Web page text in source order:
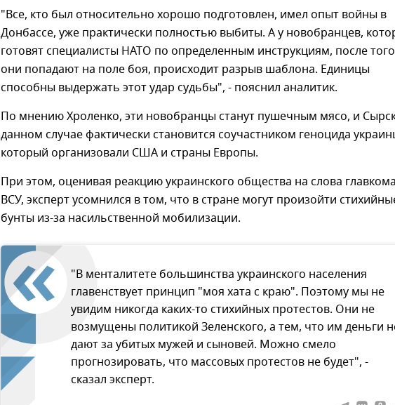
"Все, кто был относительно хорошо подготовлен, имел опыт войны в
Донбассе, уже практически полностью выбиты. А у новобранцев,
готовят специалисты НАТО по определенным инструкциям, после
они попадают на поле боя, происходит разрыв шаблона. Единицы
способны выдержать этот удар судьбы", - пояснил аналитик.
По мнению Хроленко, эти новобранцы станут пушечным мясо, и
данном случае фактически становится соучастником геноцида
который организовали США и страны Европы.
При этом, оценивая реакцию украинского общества на слова
ВСУ, эксперт усомнился в том, что в стране могут произойти
бунты из-за насильственной мобилизации.
"В менталитете большинства украинского населения
главенствует принцип "моя хата с краю". Поэтому мы не
увидим никогда каких-то стихийных протестов. Они не
возмущены политикой Зеленского, а тем, что им деньги
дают за убитых мужей и сыновей. Можно смело
прогнозировать, что массовых протестов не будет", -
сказал эксперт.